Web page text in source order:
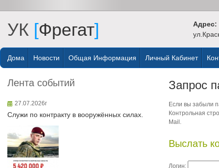
УК [Фрегат] Адрес:
Дома Новости Общая Информация Личный Кабинет
Лента событий
27.07.2026г
Служи по контракту в вооружённых силах.
Запрос
Если вы забыли
Контрольная
Mail.
Выслать
Логин: